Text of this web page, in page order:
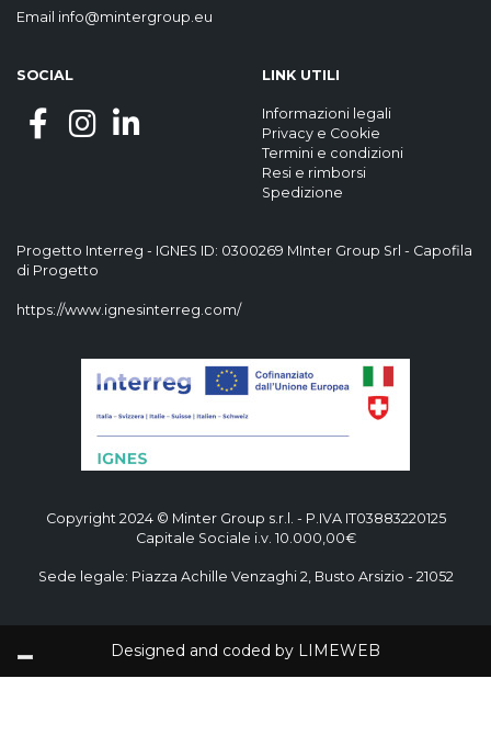
Email info@mintergroup.eu
Progetto Interreg - IGNES ID: 0300269 MInter Group Srl - Capofila
di Progetto
https://www.ignesinterreg.com/
SOCIAL LINK UTILI
Informazioni legali
Privacy e Cookie
Termini e condizioni
Resi e rimborsi
Spedizione
Copyright 2024 © Minter Group s.r.l. - P.IVA IT03883220125
Capitale Sociale i.v. 10.000,00€
Sede legale: Piazza Achille Venzaghi 2, Busto Arsizio - 21052
Designed and coded by LIMEWEB